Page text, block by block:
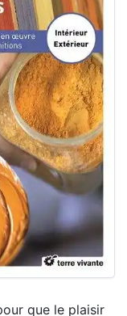
que le plaisir